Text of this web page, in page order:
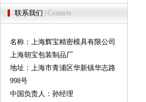
联系我们 | Contacts
名称：上海辉宝精密模具有限公司
上海朝宝包装制品厂
地址：上海市青浦区华新镇华志路
998号
中国负责人：孙经理